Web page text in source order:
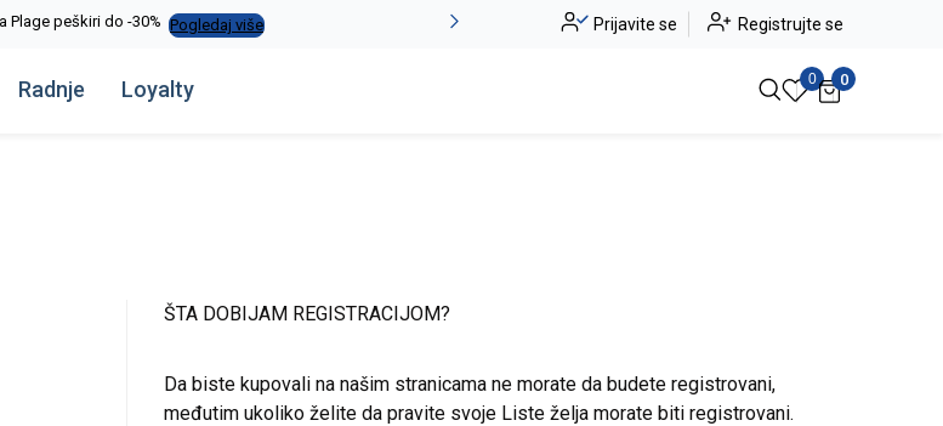
La Plage peškiri do -30% Pogledaj više Alma Ras do -50% Pogledaj više
Prijavite se Registrujte se
Radnje Loyalty 0 0
ŠTA DOBIJAM REGISTRACIJOM?
Da biste kupovali na našim stranicama ne morate da budete registrovani,
međutim ukoliko želite da pravite svoje Liste želja morate biti registrovani.